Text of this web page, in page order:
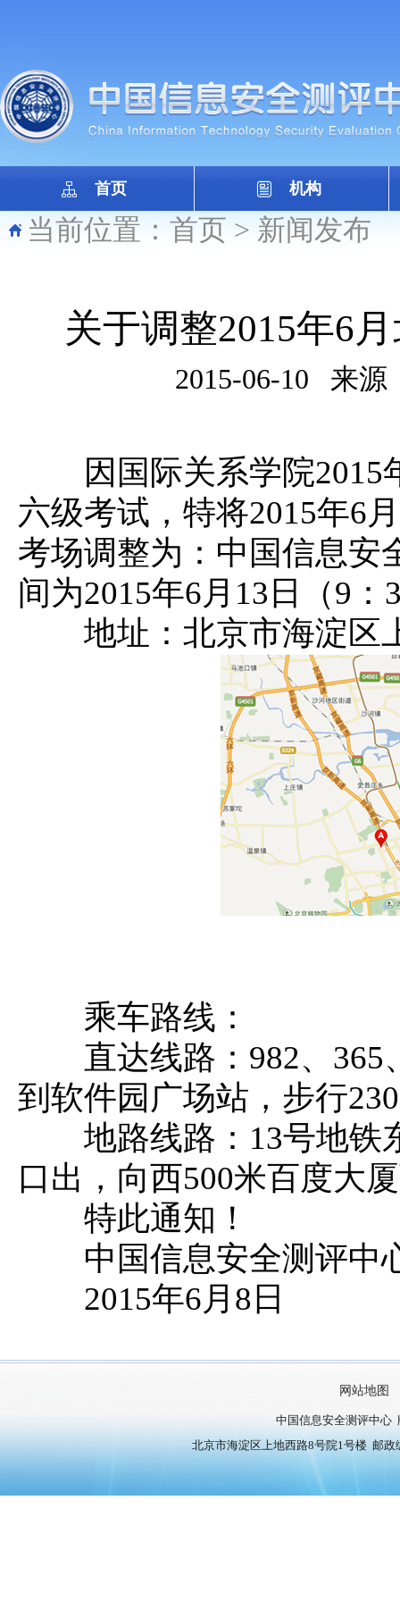
首页 机构
当前位置： 首页 > 新闻发布
关于调整2015年6
2015-06-10 来源
因国际关系学院2015
六级考试，特将2015年6
考场调整为：中国信息安
间为2015年6月13日（9：
地址：北京市海淀区
乘车路线：
直达线路：982、365
到软件园广场站，步行
地路线路：13号地铁
口出，向西500米百度大
特此通知！
中国信息安全测评中
2015年6月8日
网站地图
中国信息安全测评中心
北京市海淀区上地西路8号院1号楼 邮